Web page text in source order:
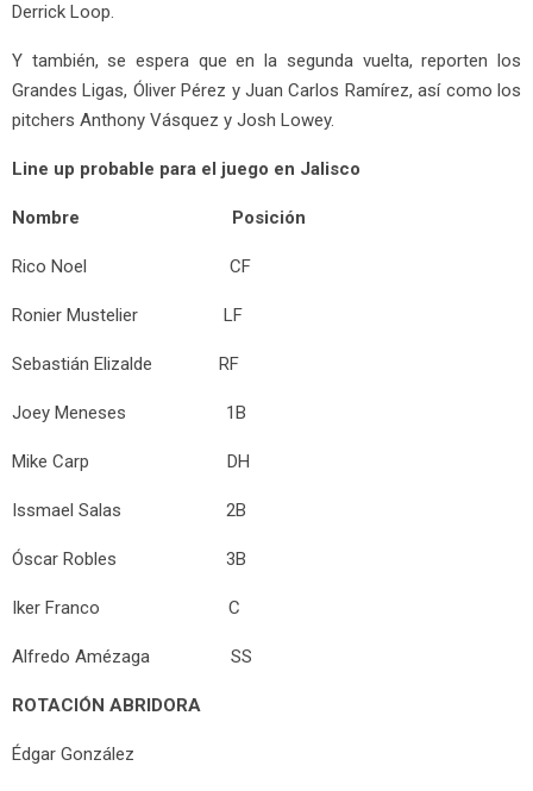
Derrick Loop.
Y también, se espera que en la segunda vuelta, reporten los
Grandes Ligas, Óliver Pérez y Juan Carlos Ramírez, así como los
pitchers Anthony Vásquez y Josh Lowey.
Line up probable para el juego en Jalisco
Nombre Posición
Rico Noel CF
Ronier Mustelier LF
Sebastián Elizalde RF
Joey Meneses 1B
Mike Carp DH
Issmael Salas 2B
Óscar Robles 3B
Iker Franco C
Alfredo Amézaga SS
ROTACIÓN ABRIDORA
Édgar González